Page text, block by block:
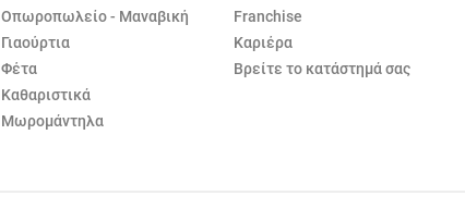
Οπωροπωλείο - Μαναβική
Γιαούρτια
Φέτα
Καθαριστικά
Μωρομάντηλα
Franchise
Καριέρα
Βρείτε το κατάστημά σας